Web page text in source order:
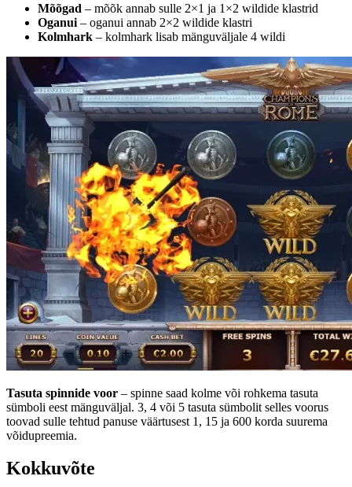
Mõõgad – mõõk annab sulle 2×1 ja 1×2 wildide klastrid
Oganui – oganui annab 2×2 wildide klastri
Kolmhark – kolmhark lisab mänguväljale 4 wildi
Tasuta spinnide voor – spinne saad kolme või rohkema tasuta
sümboli eest mänguväljal. 3, 4 või 5 tasuta sümbolit selles voorus
toovad sulle tehtud panuse väärtusest 1, 15 ja 600 korda suurema
võidupreemia.
Kokkuvõte